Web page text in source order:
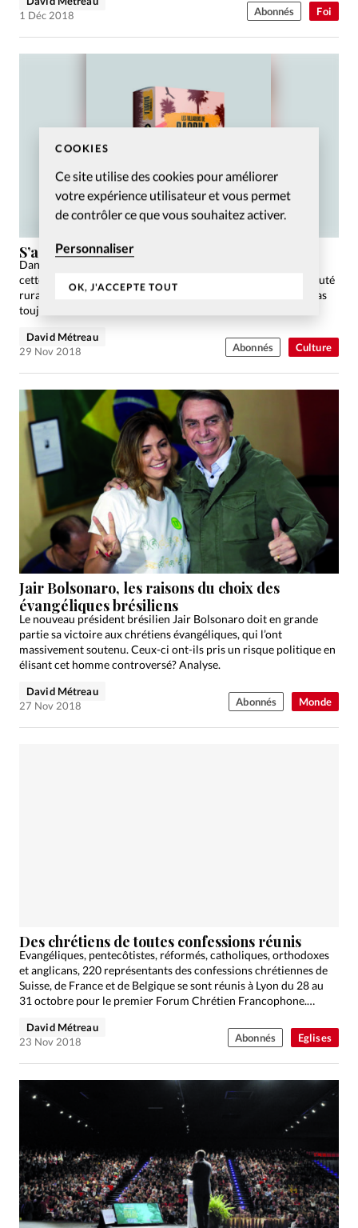
COOKIES
Ce site utilise des cookies pour améliorer
votre expérience utilisateur et vous permet
de contrôler ce que vous souhaitez activer.
Personnaliser
OK, J'ACCEPTE TOUT
Foi
1 Déc 2018
Abonnés
Culture
S’associer à la pauvreté en jouant
Dans le jeu de société «Les villageois de Baobila» qui sort en
cette fin d’année, vous incarnez les habitants d’une communauté
rurale dans un pays africain. Les années passent, la vie n’est pas
toujours facile…
David Métreau
29 Nov 2018
Abonnés
Monde
Jair Bolsonaro, les raisons du choix des
évangéliques brésiliens
Le nouveau président brésilien Jair Bolsonaro doit en grande
partie sa victoire aux chrétiens évangéliques, qui l’ont
massivement soutenu. Ceux-ci ont-ils pris un risque politique en
élisant cet homme controversé? Analyse.
David Métreau
27 Nov 2018
Abonnés
Eglises
Des chrétiens de toutes confessions réunis
Evangéliques, pentecôtistes, réformés, catholiques, orthodoxes
et anglicans, 220 représentants des confessions chrétiennes de
Suisse, de France et de Belgique se sont réunis à Lyon du 28 au
31 octobre pour le premier Forum Chrétien Francophone.…
David Métreau
23 Nov 2018
Abonnés